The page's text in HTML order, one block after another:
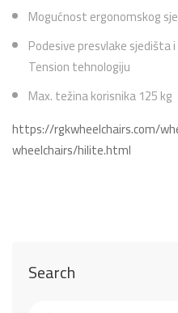
Search
Mogućnost ergonomskog
Podesive presvlake sjedišta
Tension tehnologiju
Max. težina korisnika 125 kg
https://rgkwheelchairs.com/
wheelchairs/hilite.html